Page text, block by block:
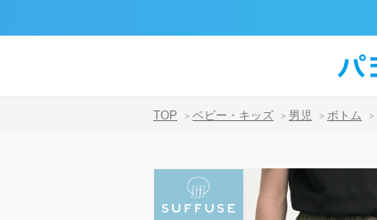
TOP > ベビー・キッズ > 男児 > ボトム >